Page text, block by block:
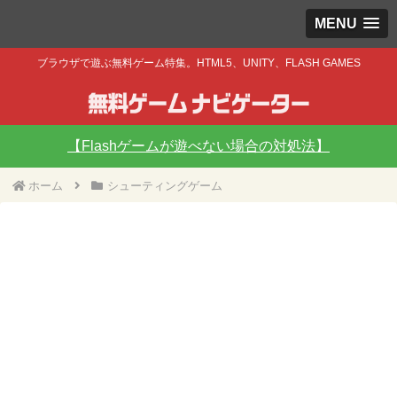
MENU
ブラウザで遊ぶ無料ゲーム特集。HTML5、UNITY、FLASH GAMES
【Flashゲームが遊べない場合の対処法】
ホーム シューティングゲーム